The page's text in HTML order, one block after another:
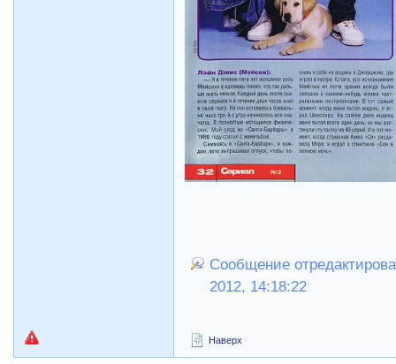
Сообщение
2012, 14:18:22
Наверх